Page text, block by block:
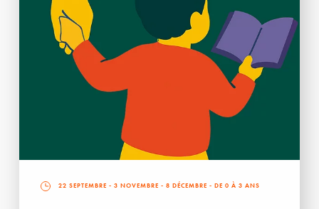
22 SEPTEMBRE - 3 NOVEMBRE - 8 DÉCEMBRE - DE 0 À 3 ANS